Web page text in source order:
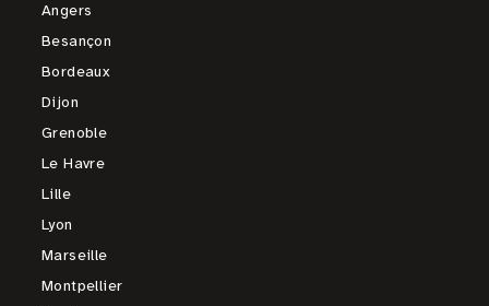
Angers
Besançon
Bordeaux
Dijon
Grenoble
Le Havre
Lille
Lyon
Marseille
Montpellier